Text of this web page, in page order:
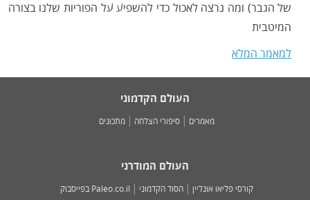
של הגבר) ומה נרצה לאכול כדי להשפיע על הפוריות שלנו בצורה
המיטבית
למאמר המלא
העולם הקדמוני
מאמרים סיפורי הצלחה מתכונים
העולם המודרני
קורסי פליאו אונליין הסוד הקדמוני Paleo.co.il בפייסבוק